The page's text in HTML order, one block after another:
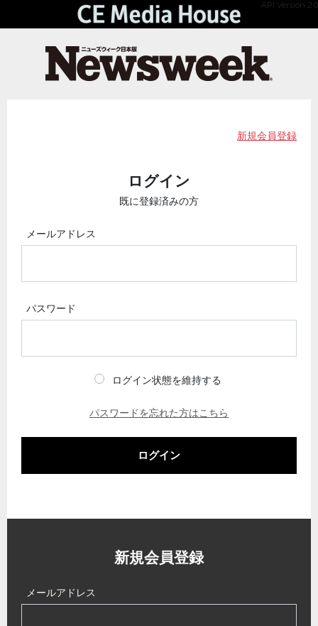
API Version 2.0
新規会員登録
ログイン
既に登録済みの方
メールアドレス
パスワード
ログイン状態を維持する
パスワードを忘れた方はこちら
ログイン
新規会員登録
メールアドレス